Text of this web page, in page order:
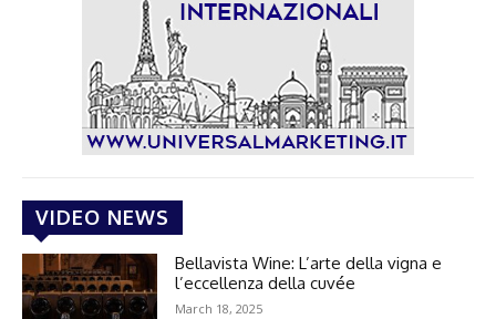
VIDEO NEWS
Bellavista Wine: L’arte della vigna e
l’eccellenza della cuvée
March 18, 2025